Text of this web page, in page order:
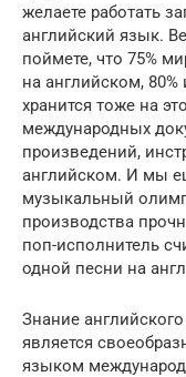
желаете работать
английский язык.
поймете, что 75%
на английском,
хранится тоже на
международных
произведений,
английском. И мы
музыкальный
производства
поп-исполнитель
одной песни на
Знание
является
языком